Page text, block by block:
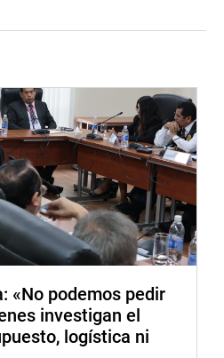
ESMERALDA LIMACHI
«No podemos pedir
investigan el
logística ni